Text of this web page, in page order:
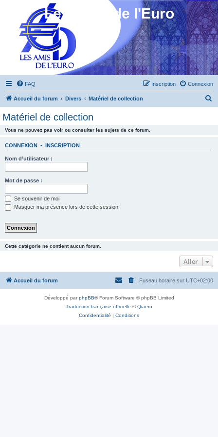
Les Amis de l'Euro
FAQ Connexion
Inscription
Accueil du forum Divers Matériel de collection
Matériel de collection
Vous ne pouvez pas voir ou consulter les sujets de ce forum.
CONNEXION • INSCRIPTION
Nom d’utilisateur :
Mot de passe :
Se souvenir de moi
Masquer ma présence lors de cette session
Cette catégorie ne contient aucun forum.
Aller
Accueil du forum Fuseau horaire sur UTC+02:00
Développé parphpBB® Forum Software © phpBB Limited
Traduction française officielle ©Qiaeru
Confidentialité | Conditions